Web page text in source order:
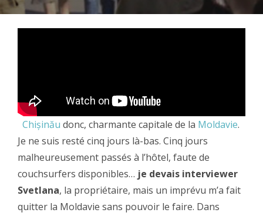
Chișinău donc, charmante capitale de la Moldavie.
Je ne suis resté cinq jours là-bas. Cinq jours
malheureusement passés à l’hôtel, faute de
couchsurfers disponibles… je devais interviewer
Svetlana, la propriétaire, mais un imprévu m’a fait
quitter la Moldavie sans pouvoir le faire. Dans